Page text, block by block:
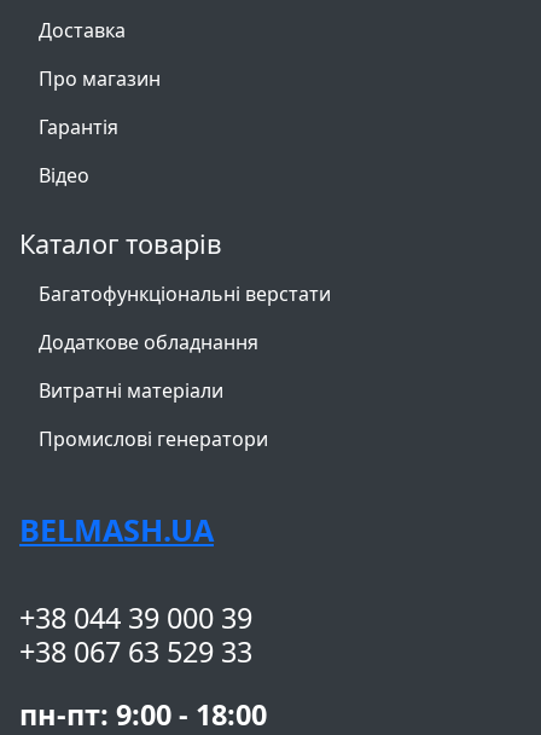
Доставка
Про магазин
Гарантія
Відео
Каталог товарів
Багатофункціональні верстати
Додаткове обладнання
Витратні матеріали
Промислові генератори
BELMASH.UA
+38 044 39 000 39
+38 067 63 529 33
пн-пт: 9:00 - 18:00